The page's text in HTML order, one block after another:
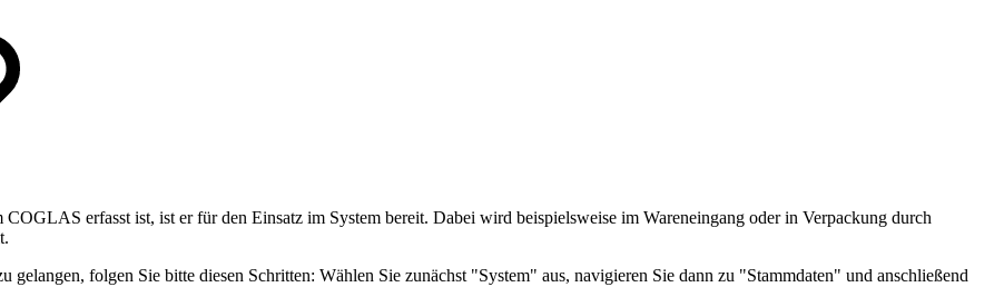
erfasst ist, ist er für den Einsatz im System bereit. Dabei wird beispielsweise im Wareneingang oder in Verpackung durch
folgen Sie bitte diesen Schritten: Wählen Sie zunächst "System" aus, navigieren Sie dann zu "Stammdaten" und anschließend